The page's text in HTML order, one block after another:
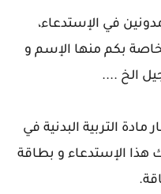
في الإستدعاء،
بكم منها الإسم و
الخ ....
مادة التربية البدنية في
هذا الإستدعاء و بطاقة